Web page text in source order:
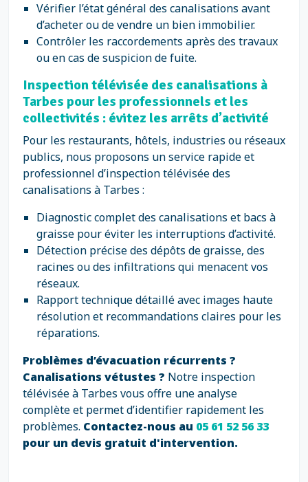
Vérifier l’état général des canalisations avant
d’acheter ou de vendre un bien immobilier.
Contrôler les raccordements après des travaux
ou en cas de suspicion de fuite.
Inspection télévisée des canalisations à
Tarbes pour les professionnels et les
collectivités : évitez les arrêts d’activité
Pour les restaurants, hôtels, industries ou réseaux
publics, nous proposons un service rapide et
professionnel d’inspection télévisée des
canalisations à Tarbes :
Diagnostic complet des canalisations et bacs à
graisse pour éviter les interruptions d’activité.
Détection précise des dépôts de graisse, des
racines ou des infiltrations qui menacent vos
réseaux.
Rapport technique détaillé avec images haute
résolution et recommandations claires pour les
réparations.
Problèmes d’évacuation récurrents ?
Canalisations vétustes ? Notre inspection
télévisée à Tarbes vous offre une analyse
complète et permet d’identifier rapidement les
problèmes. Contactez-nous au 05 61 52 56 33
pour un devis gratuit d'intervention.